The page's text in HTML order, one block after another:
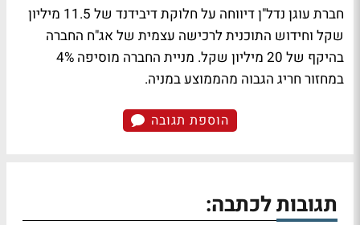
חברת עוגן נדל"ן דיווחה על חלוקת דיבידנד של 11.5 מיליון
שקל וחידוש התוכנית לרכישה עצמית של אג"ח החברה
בהיקף של 20 מיליון שקל. מניית החברה מוסיפה 4%
במחזור חריג הגבוה מהממוצע במניה.
הוספת תגובה
תגובות לכתבה: